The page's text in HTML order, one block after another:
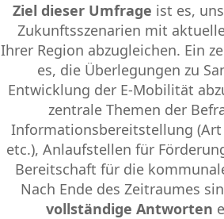
Ziel dieser Umfrage ist es,
Zukunftsszenarien mit
Ihrer Region abzugleichen. Ein
es, die Überlegungen zu
Entwicklung der E-Mobilität
zentrale Themen der
Informationsbereitstellung
etc.), Anlaufstellen für
Bereitschaft für die
Nach Ende des Zeitraumes
vollständige Antworten